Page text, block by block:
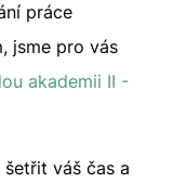
práce
jsme pro vás
akademii II -
šetřit váš čas a